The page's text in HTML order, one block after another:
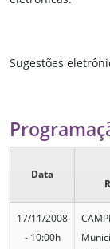
Sugestões
Data
17/11/2008
- 10:00h